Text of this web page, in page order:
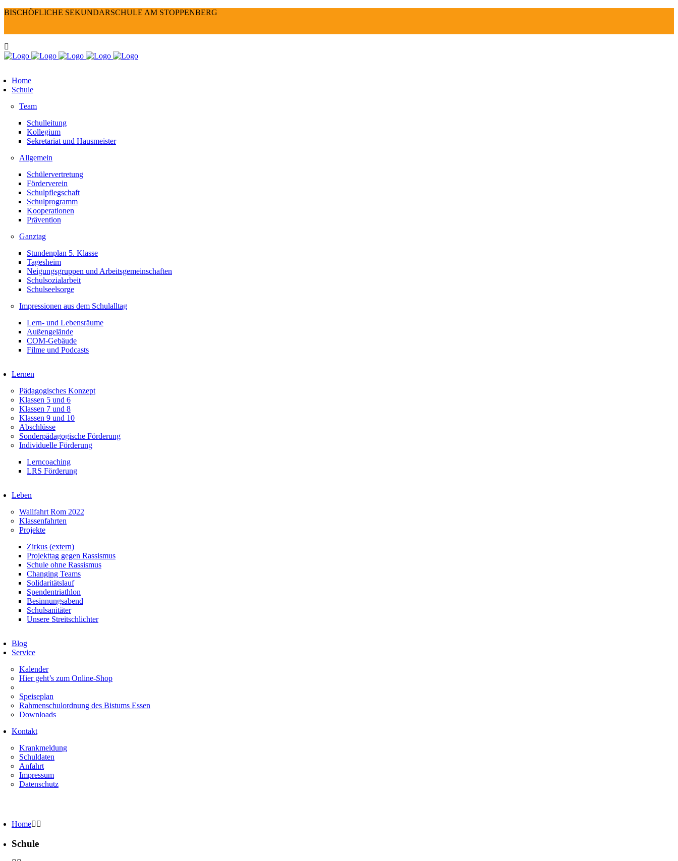
BISCHÖFLICHE SEKUNDARSCHULE AM STOPPENBERG
Home
Schule
Team
Schulleitung
Kollegium
Sekretariat und Hausmeister
Allgemein
Schülervertretung
Förderverein
Schulpflegschaft
Schulprogramm
Kooperationen
Prävention
Ganztag
Stundenplan 5. Klasse
Tagesheim
Neigungsgruppen und Arbeitsgemeinschaften
Schulsozialarbeit
Schulseelsorge
Impressionen aus dem Schulalltag
Lern- und Lebensräume
Außengelände
COM-Gebäude
Filme und Podcasts
Lernen
Pädagogisches Konzept
Klassen 5 und 6
Klassen 7 und 8
Klassen 9 und 10
Abschlüsse
Sonderpädagogische Förderung
Individuelle Förderung
Lerncoaching
LRS Förderung
Leben
Wallfahrt Rom 2022
Klassenfahrten
Projekte
Zirkus (extern)
Projekttag gegen Rassismus
Schule ohne Rassismus
Changing Teams
Solidaritätslauf
Spendentriathlon
Besinnungsabend
Schulsanitäter
Unsere Streitschlichter
Blog
Service
Kalender
Hier geht’s zum Online-Shop
Speiseplan
Rahmenschulordnung des Bistums Essen
Downloads
Kontakt
Krankmeldung
Schuldaten
Anfahrt
Impressum
Datenschutz
Home
Schule